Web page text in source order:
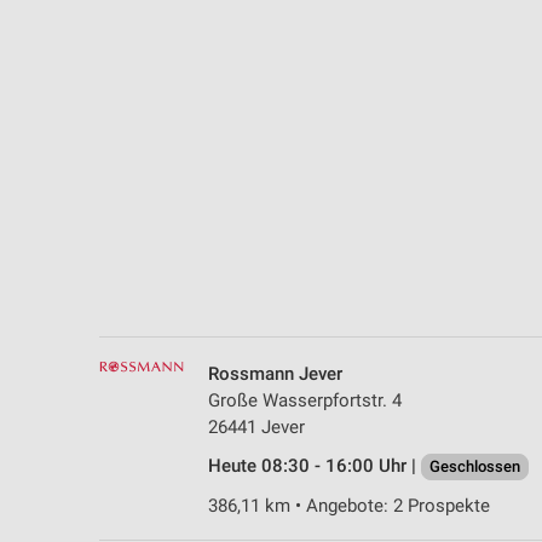
Rossmann Jever
Große Wasserpfortstr. 4
26441 Jever
Heute 08:30 - 16:00 Uhr |
Geschlossen
386,11 km • Angebote: 2 Prospekte